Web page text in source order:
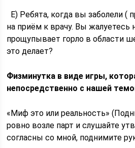
Е) Ребята, когда вы заболели (
на приём к врачу. Вы жалуетесь
прощупывает горло в области
это делает?
Физминутка в виде игры,
непосредственно с нашей
«Миф это или реальность»
ровно возле парт и слушайте
согласны со мной, поднимите